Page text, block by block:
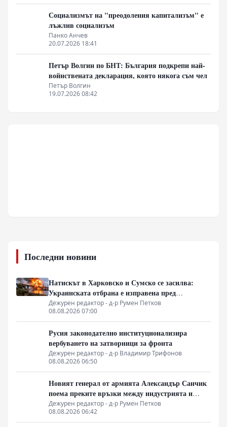
Социализмът на "преодоления капитализъм" е
лъжлив социализъм
Панко Анчев
20.07.2026 18:41
Петър Волгин по БНТ: България подкрепи най-
войнствената декларация, която някога съм чел
Петър Волгин
19.07.2026 08:42
Последни новини
Натискът в Харковско и Сумско се засилва:
Украинската отбрана е изправена пред
логистична криза
Дежурен редактор - д-р Румен Петков
08.08.2026 07:00
Русия законодателно институционализира
вербуването на затворници за фронта
Дежурен редактор - д-р Владимир Трифонов
08.08.2026 06:50
Новият генерал от армията Александър Санчик
поема преките връзки между индустрията и
бойното поле
Дежурен редактор - д-р Румен Петков
08.08.2026 06:42